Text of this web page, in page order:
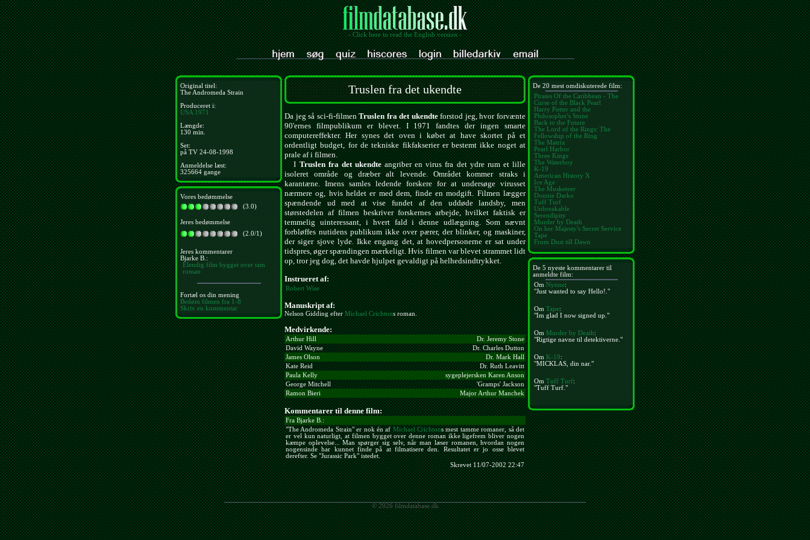
- Click here to read the English version -
Original titel:
The Andromeda Strain
Produceret i:
USA 1971
Længde:
130 min.
Set:
på TV 24-08-1998
Anmeldelse læst:
325664 gange
Vores bedømmelse
(3.0)
Jeres bedømmelse
(2.0/1)
Jeres kommentarer
Bjarke B.:
Elendig film bygget over tam
roman
Fortæl os din mening
Bedøm filmen fra 1-8
Skriv en kommentar
Truslen fra det ukendte
Da jeg så sci-fi-filmenTruslen fra det ukendteforstod jeg, hvor forvænte
90'ernes filmpublikum er blevet. I 1971 fandtes der ingen smarte
computereffekter. Her synes det oven i købet at have skortet på et
ordentligt budget, for de tekniske fikfakserier er bestemt ikke noget at
prale af i filmen.
ITruslen fra det ukendteangriber en virus fra det ydre rum et lille
isoleret område og dræber alt levende. Området kommer straks i
karantæne. Imens samles ledende forskere for at undersøge virusset
nærmere og, hvis heldet er med dem, finde en modgift. Filmen lægger
spændende ud med at vise fundet af den uddøde landsby, men
størstedelen af filmen beskriver forskernes arbejde, hvilket faktisk er
temmelig uinteressant, i hvert fald i denne udlægning. Som nævnt
forbløffes nutidens publikum ikke over pærer, der blinker, og maskiner,
der siger sjove lyde. Ikke engang det, at hovedpersonerne er sat under
tidspres, øger spændingen mærkeligt. Hvis filmen var blevet strammet lidt
op, tror jeg dog, det havde hjulpet gevaldigt på helhedsindtrykket.
Instrueret af:
Robert Wise
Manuskript af:
Nelson Gidding efterMichael Crichtons roman.
Medvirkende:
Arthur Hill
Dr. Jeremy Stone
David Wayne
Dr. Charles Dutton
James Olson
Dr. Mark Hall
Kate Reid
Dr. Ruth Leavitt
Paula Kelly
sygeplejersken Karen Anson
George Mitchell
'Gramps' Jackson
Ramon Bieri
Major Arthur Manchek
Kommentarer til denne film:
Fra Bjarke B.:
"The Andromeda Strain" er nok én afMichael Crichtons mest tamme romaner, så det
er vel kun naturligt, at filmen bygget over denne roman ikke ligefrem bliver nogen
kæmpe oplevelse... Man spørger sig selv, når man læser romanen, hvordan nogen
nogensinde har kunnet finde på at filmatisere den. Resultatet er jo osse blevet
derefter. Se "Jurassic Park" istedet.
Skrevet 11/07-2002 22:47
De 20 mest omdiskuterede film:
Pirates Of the Caribbean - The
Curse of the Black Pearl
Harry Potter and the
Philosopher's Stone
Back to the Future
The Lord of the Rings: The
Fellowship of the Ring
The Matrix
Pearl Harbor
Three Kings
The Waterboy
K-19
American History X
Ice Age
The Musketeer
Donnie Darko
Tuff Turf
Unbreakable
Serendipity
Murder by Death
On her Majesty's Secret Service
Tape
From Dust till Dawn
De 5 nyeste kommentarer til
anmeldte film:
OmNynne:
"Just wanted to say Hello!."
OmTape:
"Im glad I now signed up."
OmMurder by Death:
"Rigtige navne til detektiverne."
OmK-19:
"MICKLAS, din nar."
OmTuff Turf:
"Tuff Turf."
© 2026 filmdatabase.dk